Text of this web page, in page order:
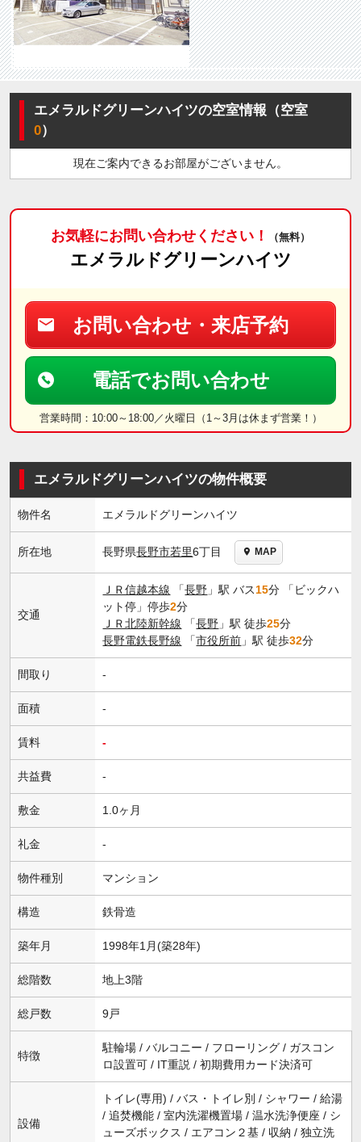
エメラルドグリーンハイツの空室情報（空室
0）
現在ご案内できるお部屋がございません。
お気軽にお問い合わせください！ （無料）
エメラルドグリーンハイツ
お問い合わせ・来店予約
電話でお問い合わせ
営業時間：10:00～18:00／火曜日（1～3月は休まず営業！）
エメラルドグリーンハイツの物件概要
物件名 エメラルドグリーンハイツ
所在地 長野県長野市若里6丁目 MAP
交通
ＪＲ信越本線 「長野 」駅 バス15分 「ビックハ
ット停」停歩2分
ＪＲ北陸新幹線 「長野 」駅 徒歩25分
長野電鉄長野線 「市役所前 」駅 徒歩32分
間取り -
面積 -
賃料 -
共益費 -
敷金 1.0ヶ月
礼金 -
物件種別 マンション
構造 鉄骨造
築年月 1998年1月(築28年)
総階数 地上3階
総戸数 9戸
特徴
駐輪場 / バルコニー / フローリング / ガスコン
ロ設置可 / IT重説 / 初期費用カード決済可
設備
トイレ(専用) / バス・トイレ別 / シャワー / 給湯
/ 追焚機能 / 室内洗濯機置場 / 温水洗浄便座 / シ
ューズボックス / エアコン２基 / 収納 / 独立洗